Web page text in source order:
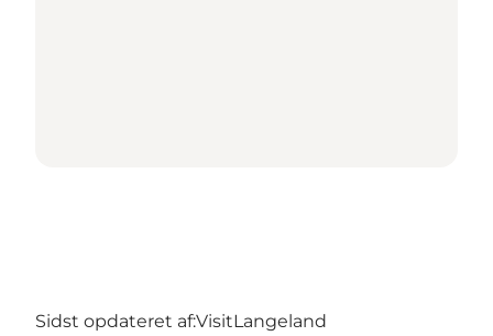
Sidst opdateret af:VisitLangeland